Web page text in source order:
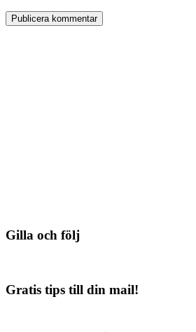
Gilla och följ
Gratis tips till din mail!